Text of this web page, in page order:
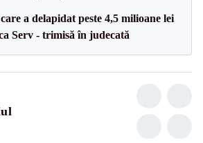
a delapidat peste 4,5 milioane lei
Serv - trimisă în judecată